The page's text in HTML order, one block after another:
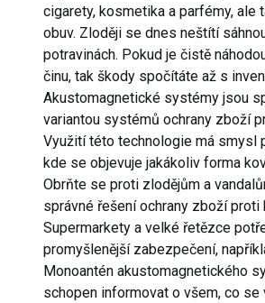
cigarety, kosmetika a parfémy, ale
obuv. Zloději se dnes neštítí
potravinách. Pokud je čistě
činu, tak škody spočítáte až s
Akustomagnetické systémy jsou
variantou systémů ochrany zboží
Využití této technologie má smysl
kde se objevuje jakákoliv forma
Obrňte se proti zlodějům a
správné řešení ochrany zboží proti
Supermarkety a velké řetězce
promyšlenější zabezpečení,
Monoantén akustomagnetického
schopen informovat o všem, co se